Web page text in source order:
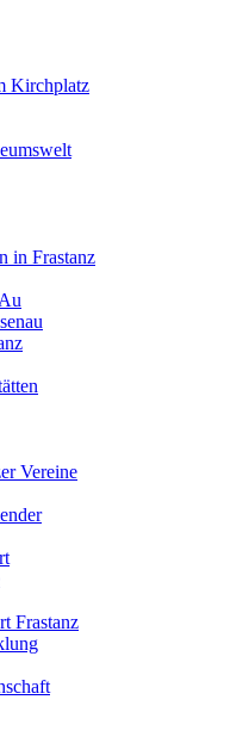
Kirchplatz
in Frastanz
Vereine
Frastanz